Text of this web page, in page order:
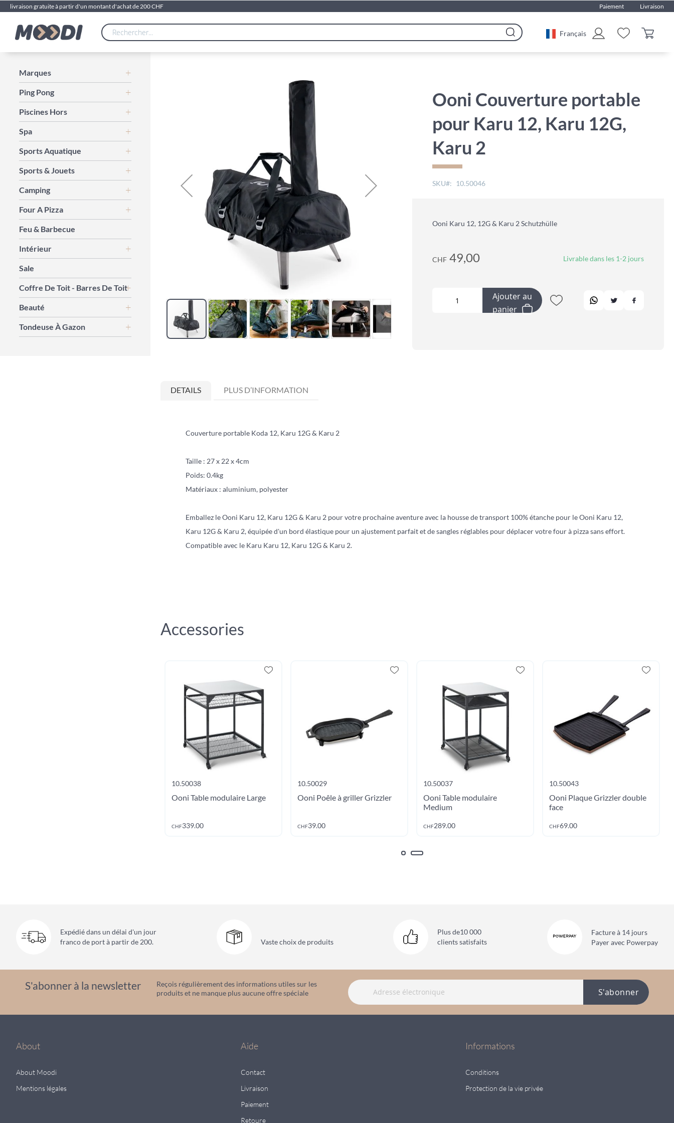
livraison gratuite à partir d'un montant d'achat de 200 CHF Paiement Livraison
Rechercher
Français
Ooni Couverture portable
pour Karu 12, Karu 12G,
Karu 2
SKU 10.50046
Ooni Karu 12, 12G & Karu 2 Schutzhülle
CHF 49,00 Livrable dans les 1-2 jours
Ajouter au
panier
DETAILS
Couverture portable Koda 12, Karu 12G & Karu 2
Taille : 27 x 22 x 4cm
Poids: 0.4kg
Matériaux : aluminium, polyester
Emballez le Ooni Karu 12, Karu 12G & Karu 2 pour votre prochaine aventure avec la housse de transport 100% étanche pour le Ooni Karu 12,
Karu 12G & Karu 2, équipée d'un bord élastique pour un ajustement parfait et de sangles réglables pour déplacer votre four à pizza sans effort.
Compatible avec le Karu Karu 12, Karu 12G & Karu 2.
PLUS D’INFORMATION
Accessories
10.50038
Ooni Table modulaire Large
CHF339.00
10.50029
Ooni Poêle à griller Grizzler
CHF39.00
10.50037
Ooni Table modulaire
Medium
CHF289.00
10.50043
Ooni Plaque Grizzler double
face
CHF69.00
Marques
Ping Pong
Piscines Hors
Spa
Sports Aquatique
Sports & Jouets
Camping
Four A Pizza
Feu & Barbecue
Intérieur
Sale
Coffre De Toit - Barres De Toit
Beauté
Tondeuse À Gazon
Expédié dans un délai d'un jour
franco de port à partir de 200.
Vaste choixde produits
Plus de10 000
clients satisfaits
Facture à 14 jours
Payer avec Powerpay
S'abonner à la newsletter
Reçois régulièrement des informations utiles sur les
produits et ne manque plus aucune offre spéciale
S'abonner
About
About Moodi
Mentions légales
Aide
Contact
Livraison
Paiement
Retoure
Informations
Conditions
Protection de la vie privée